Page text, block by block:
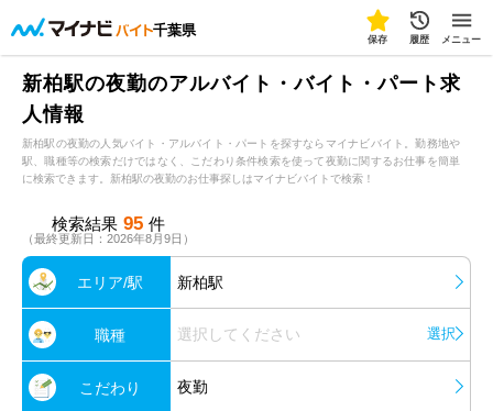
千葉県
保存 履歴 メニュー
新柏駅の夜勤のアルバイト・バイト・パート求
人情報
新柏駅の夜勤の人気バイト・アルバイト・パートを探すならマイナビバイト。勤務地や
駅、職種等の検索だけではなく、こだわり条件検索を使って夜勤に関するお仕事を簡単
に検索できます。新柏駅の夜勤のお仕事探しはマイナビバイトで検索！
検索結果 95 件
（最終更新日：2026年8月9日）
エリア/駅 新柏駅
職種 選択してください 選択
こだわり 夜勤